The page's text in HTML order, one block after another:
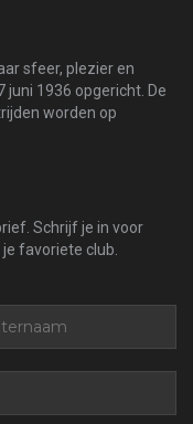
sfeer, plezier en
juni 1936 opgericht. De
worden op
Schrijf je in voor
favoriete club.